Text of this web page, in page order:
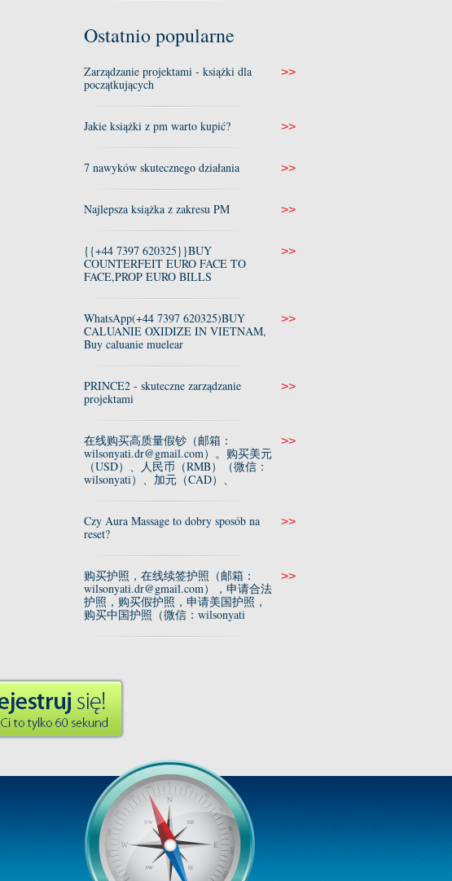
Ostatnio popularne
Zarządzanie projektami - książki dla
początkujących
>>
Jakie książki z pm warto kupić? >>
7 nawyków skutecznego działania >>
Najlepsza książka z zakresu PM >>
{{+44 7397 620325}}BUY
COUNTERFEIT EURO FACE TO
FACE,PROP EURO BILLS
>>
WhatsApp(+44 7397 620325)BUY
CALUANIE OXIDIZE IN VIETNAM,
Buy caluanie muelear
>>
PRINCE2 - skuteczne zarządzanie
projektami
>>
在线购买高质量假钞（邮箱：
wilsonyati.dr@gmail.com）。购买美元
（USD）、人民币（RMB）（微信：
wilsonyati）、加元（CAD）、
>>
Czy Aura Massage to dobry sposób na
reset?
>>
购买护照，在线续签护照（邮箱：
wilsonyati.dr@gmail.com），申请合法
护照，购买假护照，申请美国护照，
购买中国护照（微信：wilsonyati
>>